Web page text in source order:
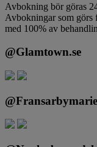
Avbokning bör göras
Avbokningar som görs
med 100% av
@Glamtown.se
@Fransarbymarie